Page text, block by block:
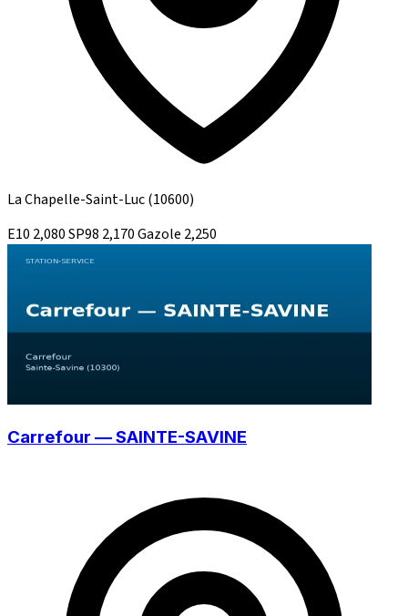
La Chapelle-Saint-Luc(10600)
E10 2,080SP98 2,170Gazole 2,250
Carrefour — SAINTE-SAVINE